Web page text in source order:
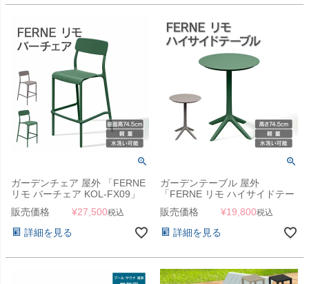
ガーデンチェア 屋外 「FERNE
リモ バーチェア KOL-FX09」
販売価格
¥27,500税込
詳細を見る
ガーデンテーブル 屋外
「FERNE リモ ハイサイドテー
ブル KOL-FX11」
販売価格 ¥19,800税込
詳細を見る